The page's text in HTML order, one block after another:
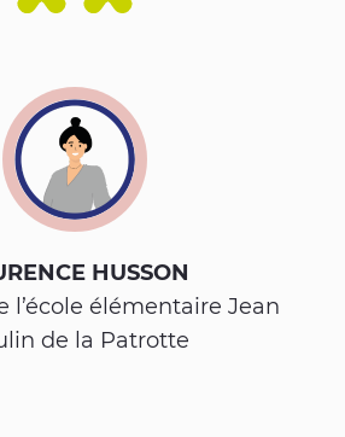
HUSSON
l’école élémentaire Jean
de la Patrotte